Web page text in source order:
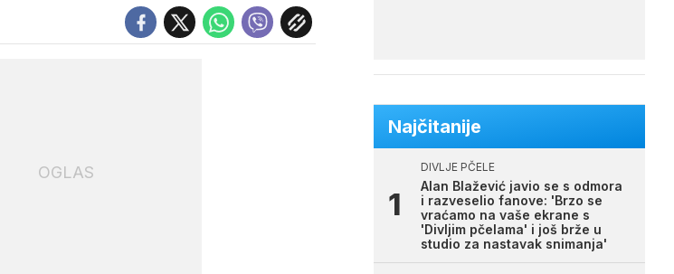
OGLAS
Najčitanije
DIVLJE PČELE
Alan Blažević javio se s odmora
i razveselio fanove: 'Brzo se
vraćamo na vaše ekrane s
'Divljim pčelama' i još brže u
studio za nastavak snimanja'